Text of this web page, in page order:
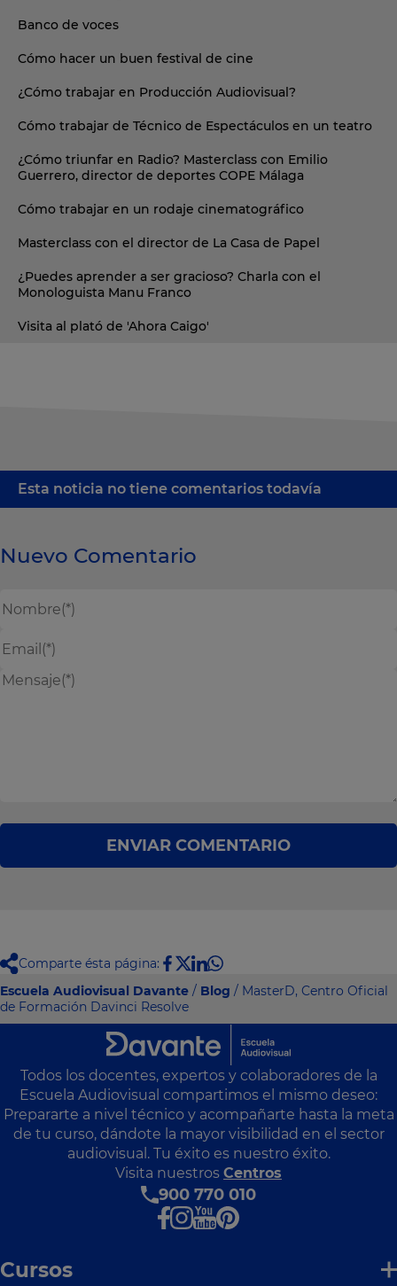
Banco de voces
Cómo hacer un buen festival de cine
¿Cómo trabajar en Producción Audiovisual?
Cómo trabajar de Técnico de Espectáculos en un teatro
¿Cómo triunfar en Radio? Masterclass con Emilio
Guerrero, director de deportes COPE Málaga
Cómo trabajar en un rodaje cinematográfico
Masterclass con el director de La Casa de Papel
¿Puedes aprender a ser gracioso? Charla con el
Monologuista Manu Franco
Visita al plató de 'Ahora Caigo'
Esta noticia no tiene comentarios todavía
Nuevo Comentario
ENVIAR COMENTARIO
Comparte ésta página:
Escuela Audiovisual Davante / Blog / MasterD, Centro Oficial
de Formación Davinci Resolve
Todos los docentes, expertos y colaboradores de la
Escuela Audiovisual compartimos el mismo deseo:
Prepararte a nivel técnico y acompañarte hasta la meta
de tu curso, dándote la mayor visibilidad en el sector
audiovisual. Tu éxito es nuestro éxito.
Visita nuestros Centros
900 770 010
Cursos